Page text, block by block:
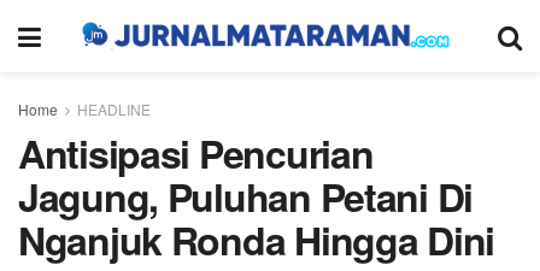
Home HEADLINE
Antisipasi Pencurian
Jagung, Puluhan Petani Di
Nganjuk Ronda Hingga Dini